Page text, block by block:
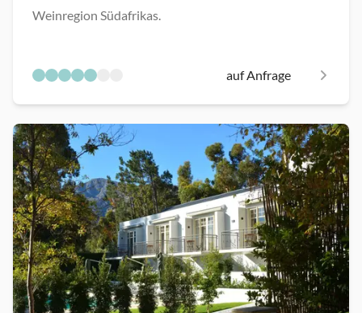
Weinregion Südafrikas.
auf Anfrage